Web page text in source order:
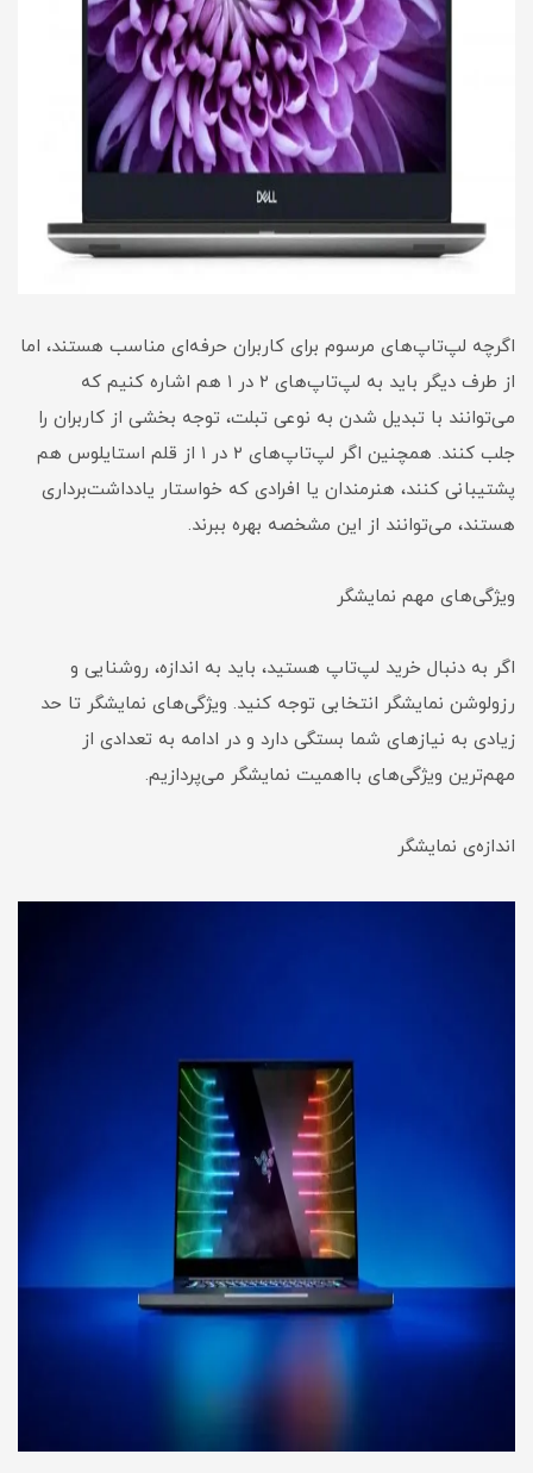
اگرچه لپ‌تاپ‌های مرسوم برای کاربران حرفه‌ای مناسب هستند، اما
از طرف دیگر باید به لپ‌تاپ‌های ۲ در ۱ هم اشاره کنیم که
می‌توانند با تبدیل شدن به نوعی تبلت، توجه بخشی از کاربران را
جلب کنند. همچنین اگر لپ‌تاپ‌های ۲ در ۱ از قلم استایلوس هم
پشتیبانی کنند، هنرمندان یا افرادی که خواستار یادداشت‌برداری
هستند، می‌توانند از این مشخصه بهره ببرند.
ویژگی‌های مهم نمایشگر
اگر به دنبال خرید لپ‌تاپ هستید، باید به اندازه، روشنایی و
رزولوشن نمایشگر انتخابی توجه کنید. ویژگی‌های نمایشگر تا حد
زیادی به نیازهای شما بستگی دارد و در ادامه به تعدادی از
مهم‌ترین ویژگی‌های بااهمیت نمایشگر می‌پردازیم.
اندازه‌ی نمایشگر